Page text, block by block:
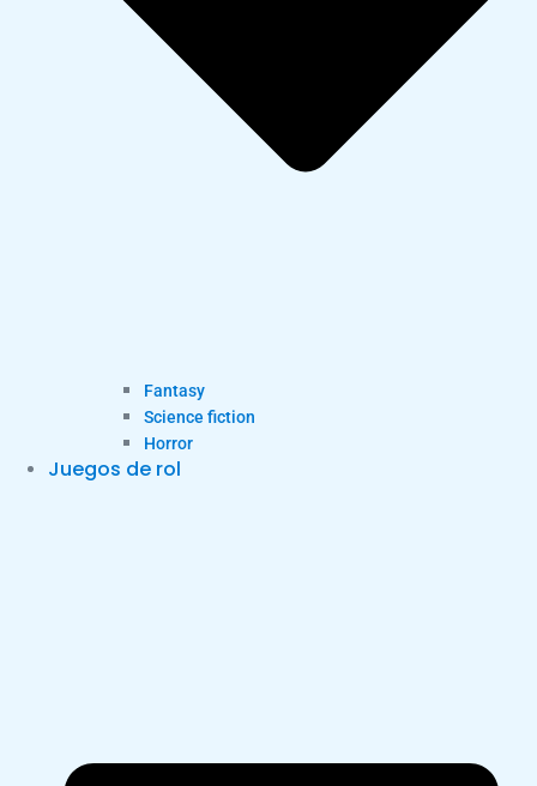
Fantasy
Science fiction
Horror
Juegos de rol